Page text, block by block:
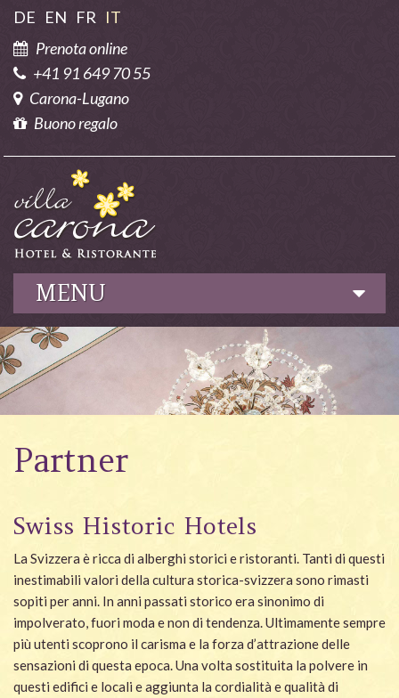
DE EN FR IT
Prenota online
+41 91 649 70 55
Carona-Lugano
Buono regalo
MENU
Albergo
Gastronomia
Wellness
Giardino
Pacchetti
Galleria foto
#villacarona
Partner
Swiss Historic Hotels
La Svizzera è ricca di alberghi storici e ristoranti. Tanti di questi
inestimabili valori della cultura storica-svizzera sono rimasti
sopiti per anni. In anni passati storico era sinonimo di
impolverato, fuori moda e non di tendenza. Ultimamente sempre
più utenti scoprono il carisma e la forza d’attrazione delle
sensazioni di questa epoca. Una volta sostituita la polvere in
questi edifici e locali e aggiunta la cordialità e qualità di